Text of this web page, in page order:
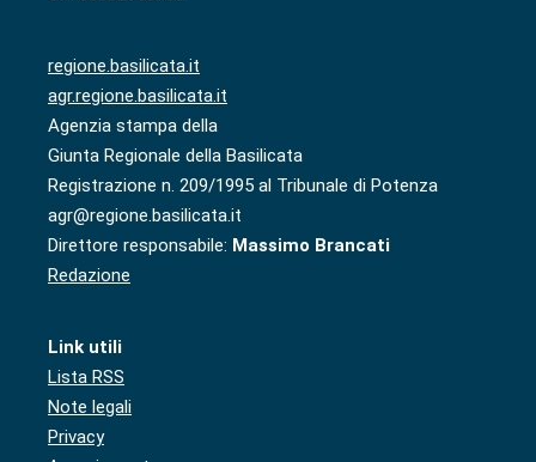
regione.basilicata.it
agr.regione.basilicata.it
Agenzia stampa della
Giunta Regionale della Basilicata
Registrazione n. 209/1995 al Tribunale di Potenza
agr@regione.basilicata.it
Direttore responsabile: Massimo Brancati
Redazione
Link utili
Lista RSS
Note legali
Privacy